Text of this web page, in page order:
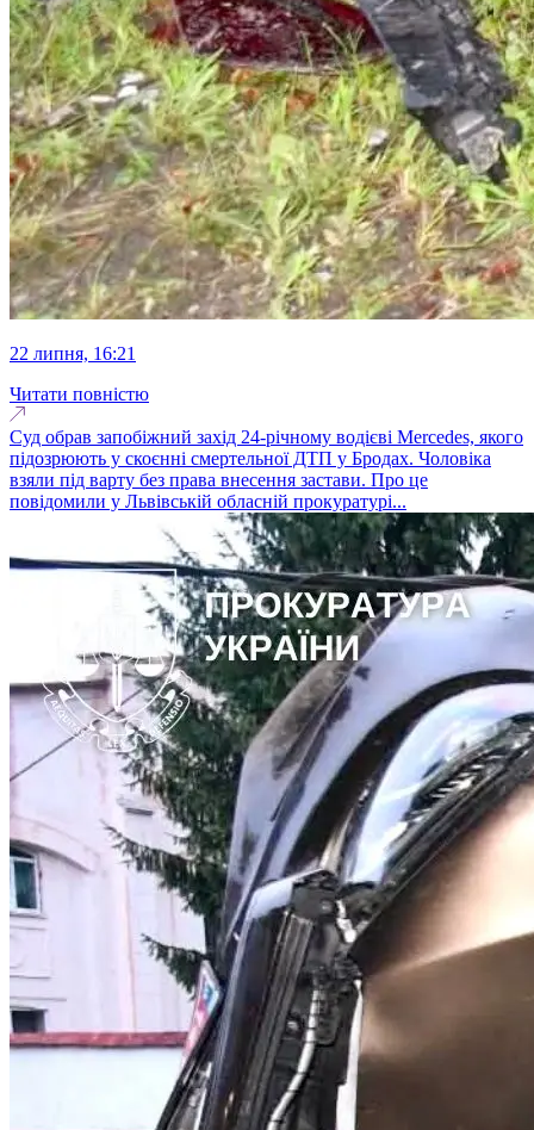
22 липня, 16:21
Читати повністю
Суд обрав запобіжний захід 24-річному водієві Mercedes, якого
підозрюють у скоєнні смертельної ДТП у Бродах. Чоловіка
взяли під варту без права внесення застави. Про це
повідомили у Львівській обласній прокуратурі...